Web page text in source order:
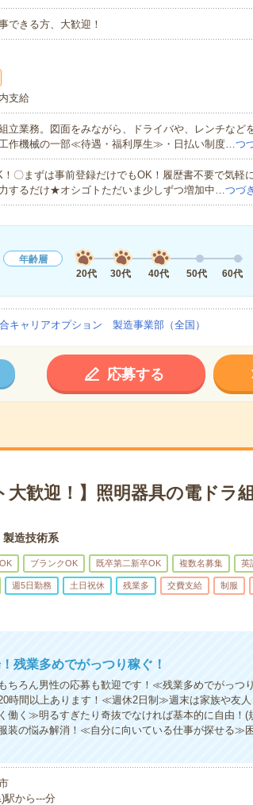
できる方、大歓迎！
支給
立業務。図面をみながら、ドライバや、レンチなど
作機械の一部≪待遇・福利厚生≫・日払い制度…つ
〇まずは事前登録だけでもOK！履歴書不要で気軽
するだけ★オシゴトただいま少しずつ増加中…つづ
年齢層
20代
30代 40代 50代 60代
キャリアオプション 製造事業部（全国）
応募する
大歓迎！】照明器具の電ドラ
製造技術系
ブランクOK 既卒第二新卒OK 複数名募集 英
週5日勤務 土日祝休 残業多 交費支給 制服
残業多めでがっつり稼ぐ！
ろん男性の応募も歓迎です！≪残業多めでがっつ
時間以上あります！≪週休2日制≫週末は家族や友
働く≫明るすぎたり奇抜でなければ基本的に自由！(
装の悩み解消！≪自分に向いている仕事が探せる≫
駅から---分